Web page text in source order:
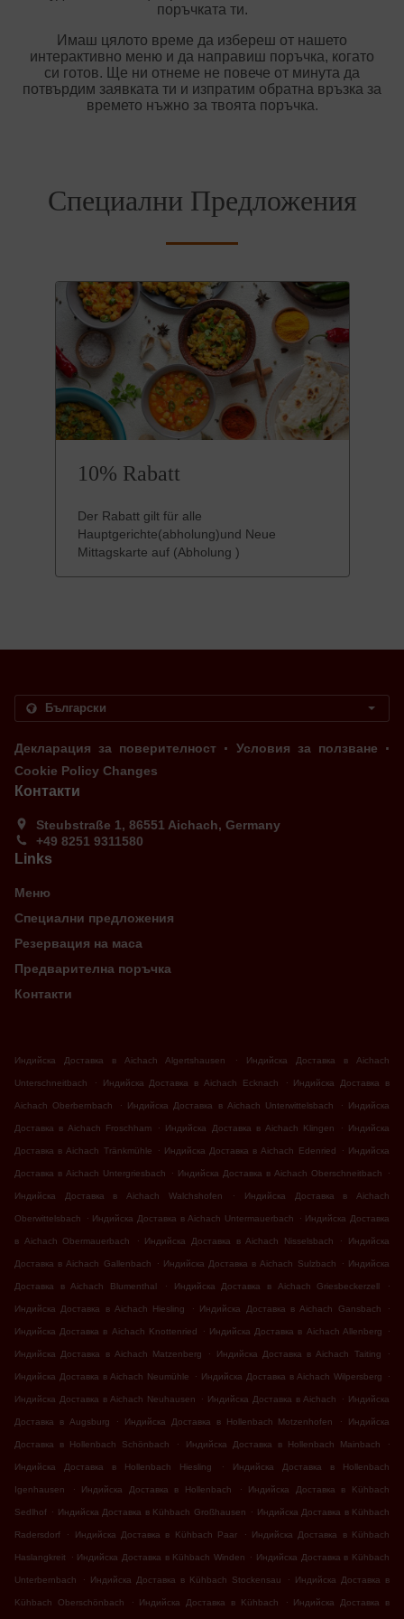
поръчката ти.
Имаш цялото време да избереш от нашето
интерактивно меню и да направиш поръчка, когато
си готов. Ще ни отнеме не повече от минута да
потвърдим заявката ти и изпратим обратна връзка за
времето нъжно за твоята поръчка.
Специални Предложения
10% Rabatt
Der Rabatt gilt für alle
Hauptgerichte(abholung)und Neue
Mittagskarte auf (Abholung )
Декларация за поверителност . Условия за ползване .
Cookie Policy Changes
Контакти
Steubstraße 1, 86551 Aichach, Germany
+49 8251 9311580
Links
Меню
Специални предложения
Резервация на маса
Предварителна поръчка
Контакти
Индийска Доставка в Aichach Algertshausen . Индийска Доставка в Aichach
Unterschneitbach . Индийска Доставка в Aichach Ecknach . Индийска Доставка в
Aichach Oberbernbach . Индийска Доставка в Aichach Unterwittelsbach . Индийска
Доставка в Aichach Froschham . Индийска Доставка в Aichach Klingen . Индийска
Доставка в Aichach Tränkmühle . Индийска Доставка в Aichach Edenried . Индийска
Доставка в Aichach Untergriesbach . Индийска Доставка в Aichach Oberschneitbach .
Индийска Доставка в Aichach Walchshofen . Индийска Доставка в Aichach
Oberwittelsbach . Индийска Доставка в Aichach Untermauerbach . Индийска Доставка
в Aichach Obermauerbach . Индийска Доставка в Aichach Nisselsbach . Индийска
Доставка в Aichach Gallenbach . Индийска Доставка в Aichach Sulzbach . Индийска
Доставка в Aichach Blumenthal . Индийска Доставка в Aichach Griesbeckerzell .
Индийска Доставка в Aichach Hiesling . Индийска Доставка в Aichach Gansbach .
Индийска Доставка в Aichach Knottenried . Индийска Доставка в Aichach Allenberg .
Индийска Доставка в Aichach Matzenberg . Индийска Доставка в Aichach Taiting .
Индийска Доставка в Aichach Neumühle . Индийска Доставка в Aichach Wilpersberg .
Индийска Доставка в Aichach Neuhausen . Индийска Доставка в Aichach . Индийска
Доставка в Augsburg . Индийска Доставка в Hollenbach Motzenhofen . Индийска
Доставка в Hollenbach Schönbach . Индийска Доставка в Hollenbach Mainbach .
Индийска Доставка в Hollenbach Hiesling . Индийска Доставка в Hollenbach
Igenhausen . Индийска Доставка в Hollenbach . Индийска Доставка в Kühbach
Sedlhof . Индийска Доставка в Kühbach Großhausen . Индийска Доставка в Kühbach
Radersdorf . Индийска Доставка в Kühbach Paar . Индийска Доставка в Kühbach
Haslangkreit . Индийска Доставка в Kühbach Winden . Индийска Доставка в Kühbach
Unterbernbach . Индийска Доставка в Kühbach Stockensau . Индийска Доставка в
Kühbach Oberschönbach . Индийска Доставка в Kühbach . Индийска Доставка в